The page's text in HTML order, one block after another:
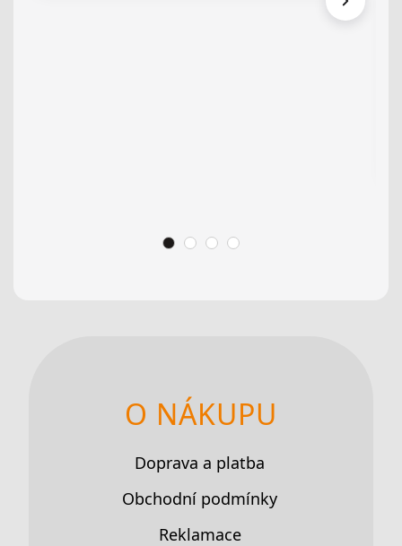
O NÁKUPU
Doprava a platba
Obchodní podmínky
Reklamace